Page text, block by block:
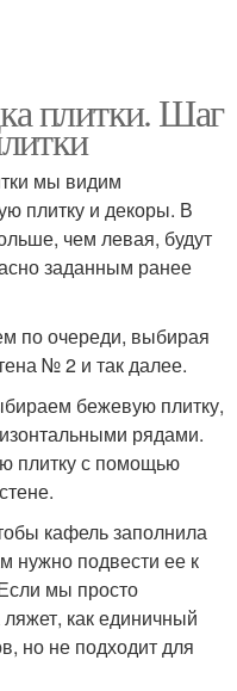
плитки. Шаг
мы видим
плитку и декоры. В
чем левая, будут
заданным ранее
по очереди, выбирая
№ 2 и так далее.
бежевую плитку,
рядами.
плитку с помощью
кафель заполнила
нужно подвести ее к
мы просто
как единичный
но не подходит для